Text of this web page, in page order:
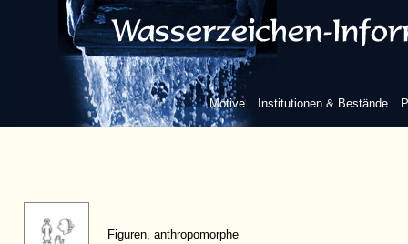
Motive Institutionen & Bestände
Figuren, anthropomorphe